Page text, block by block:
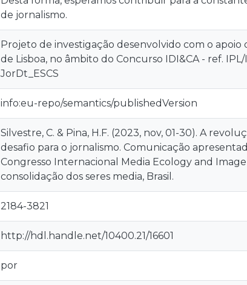
de jornalismo.
Projeto de investigação desenvolvido com o
de Lisboa, no âmbito do Concurso IDI&CA - ref.
JorDt_ESCS
info:eu-repo/semantics/publishedVersion
Silvestre, C. & Pina, H.F. (2023, nov, 01-30). A
desafio para o jornalismo. Comunicação
Congresso Internacional Media Ecology and Image
consolidação dos seres media, Brasil.
2184-3821
http://hdl.handle.net/10400.21/16601
por